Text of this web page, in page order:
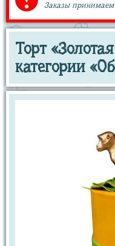
Заказы принимаем
Торт
категории